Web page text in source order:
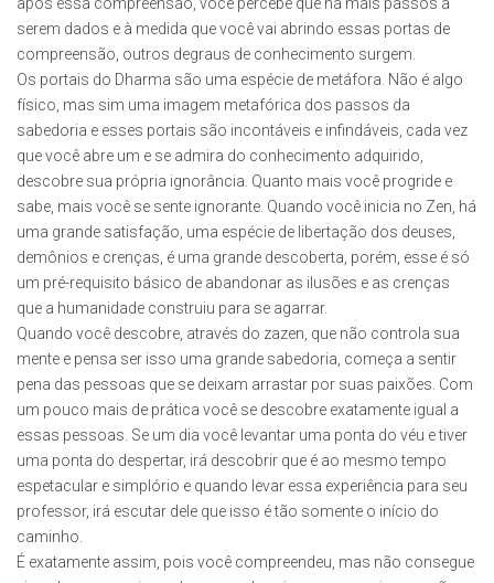
após essa compreensão, você percebe que há mais passos a
serem dados e à medida que você vai abrindo essas portas de
compreensão, outros degraus de conhecimento surgem.
Os portais do Dharma são uma espécie de metáfora. Não é algo
físico, mas sim uma imagem metafórica dos passos da
sabedoria e esses portais são incontáveis e infindáveis, cada vez
que você abre um e se admira do conhecimento adquirido,
descobre sua própria ignorância. Quanto mais você progride e
sabe, mais você se sente ignorante. Quando você inicia no Zen, há
uma grande satisfação, uma espécie de libertação dos deuses,
demônios e crenças, é uma grande descoberta, porém, esse é só
um pré-requisito básico de abandonar as ilusões e as crenças
que a humanidade construiu para se agarrar.
Quando você descobre, através do zazen, que não controla sua
mente e pensa ser isso uma grande sabedoria, começa a sentir
pena das pessoas que se deixam arrastar por suas paixões. Com
um pouco mais de prática você se descobre exatamente igual a
essas pessoas. Se um dia você levantar uma ponta do véu e tiver
uma ponta do despertar, irá descobrir que é ao mesmo tempo
espetacular e simplório e quando levar essa experiência para seu
professor, irá escutar dele que isso é tão somente o início do
caminho.
É exatamente assim, pois você compreendeu, mas não consegue